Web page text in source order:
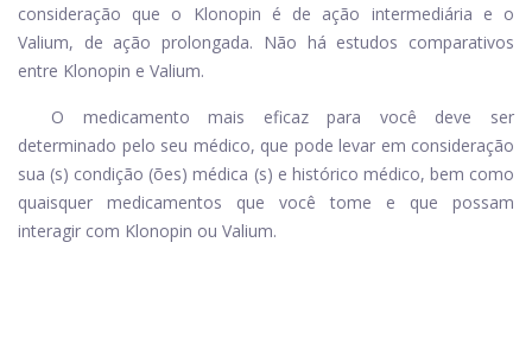
consideração que o Klonopin é de ação intermediária e o
Valium, de ação prolongada. Não há estudos comparativos
entre Klonopin e Valium.
O medicamento mais eficaz para você deve ser
determinado pelo seu médico, que pode levar em consideração
sua (s) condição (ões) médica (s) e histórico médico, bem como
quaisquer medicamentos que você tome e que possam
interagir com Klonopin ou Valium.